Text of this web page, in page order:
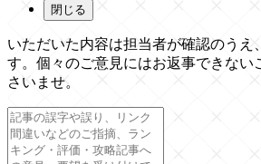
閉じる
いただいた内容は担当者が確認のうえ
す。個々のご意見にはお返事できない
さいませ。